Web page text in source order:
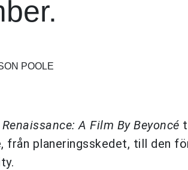
POOLE
Renaissance: A Film By Beyoncé
från planeringsskedet, till den